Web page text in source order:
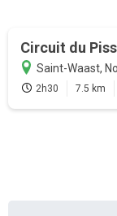
Circuit du
Saint-Waast,
2h30 7.5 km
Profitez
France